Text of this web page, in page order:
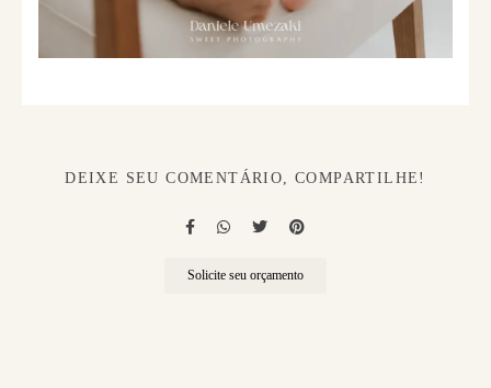
DEIXE SEU COMENTÁRIO, COMPARTILHE!
Solicite seu orçamento